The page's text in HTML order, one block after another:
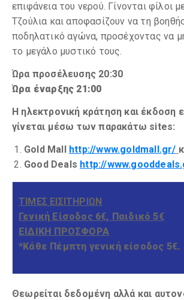
επιφάνεια του νερού. Γίνονται φίλοι
Τζούλια και αποφασίζουν να τη
ποδηλατικό αγώνα, προσέχοντας να
το μεγάλο μυστικό τους.
Ώρα προσέλευσης 20:30
Ώρα έναρξης 21:00
Η ηλεκτρονική κράτηση και έκδοση
γίνεται μέσω των παρακάτω sites:
Gold Mall http://www.goldmall.gr/
Good Deals http://
ΤΙΜΕΣ ΕΙΣΙΤΗΡΙΩΝ
Γενική Είσοδος 6€, Παιδικό 5€
ΕΙΔΙΚΗ ΠΡΟΣΦΟΡΑ
*Κάθε Πέμπτη γενική είσοδος 5€.
Θεωρείται δεδομένη αλλά και